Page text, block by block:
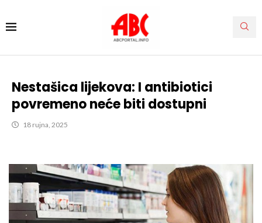
Nestašica lijekova: I antibiotici
povremeno neće biti dostupni
18 rujna, 2025